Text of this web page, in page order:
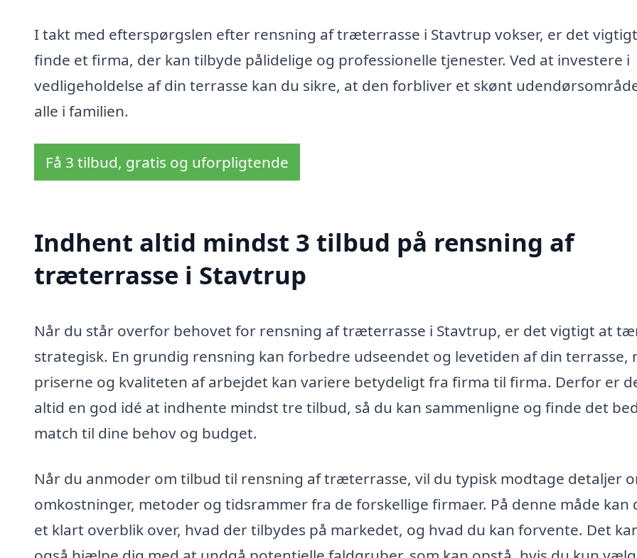
I takt med efterspørgslen efter rensning af træterrasse i Stavtrup vokser, er det
finde et firma, der kan tilbyde pålidelige og professionelle tjenester. Ved at investere i
vedligeholdelse af din terrasse kan du sikre, at den forbliver et skønt
alle i familien.
Få 3 tilbud, gratis og uforpligtende
Indhent altid mindst 3 tilbud på rensning af
træterrasse i Stavtrup
Når du står overfor behovet for rensning af træterrasse i Stavtrup, er det vigtigt at
strategisk. En grundig rensning kan forbedre udseendet og levetiden af din terrasse,
priserne og kvaliteten af arbejdet kan variere betydeligt fra firma til firma. Derfor er
altid en god idé at indhente mindst tre tilbud, så du kan sammenligne og finde det
match til dine behov og budget.
Når du anmoder om tilbud til rensning af træterrasse, vil du typisk modtage detaljer
omkostninger, metoder og tidsrammer fra de forskellige firmaer. På denne måde kan
et klart overblik over, hvad der tilbydes på markedet, og hvad du kan forvente. Det